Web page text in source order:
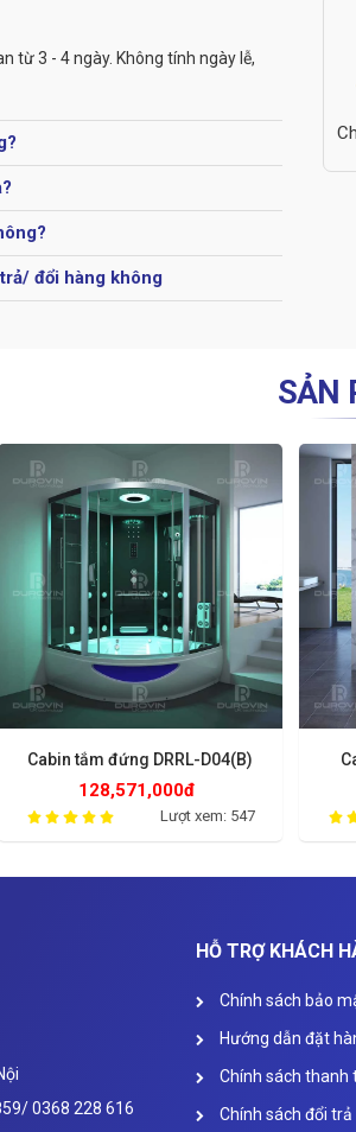
từ 3 - 4 ngày. Không tính ngày lễ,
đổi hàng không
SẢN
Cabin tắm đứng DRRL-D04(B)
128,571,000đ
Lượt xem: 547
0368 228 616
HỖ TRỢ KHÁCH
Chính sách bảo
Hướng dẫn đặt
Chính sách thanh
Chính sách đổi trả